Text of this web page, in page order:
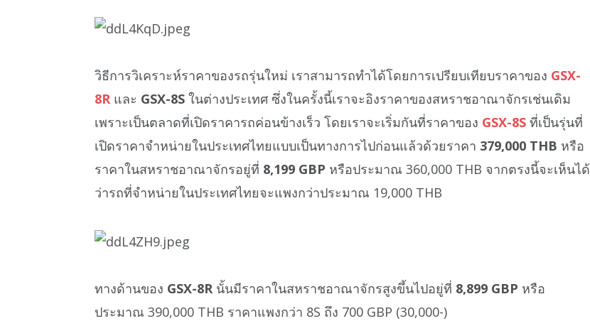
วิธีการวิเคราะห์ราคาของรถรุ่นใหม่ เราสามารถทำได้โดยการเปรียบเทียบราคาของ GSX-
8R และ GSX-8S ในต่างประเทศ ซึ่งในครั้งนี้เราจะอิงราคาของสหราชอาณาจักรเช่นเดิม
เพราะเป็นตลาดที่เปิดราคารถค่อนข้างเร็ว โดยเราจะเริ่มกันที่ราคาของ GSX-8S ที่เป็นรุ่นที่
เปิดราคาจำหน่ายในประเทศไทยแบบเป็นทางการไปก่อนแล้วด้วยราคา 379,000 THB หรือ
ราคาในสหราชอาณาจักรอยู่ที่ 8,199 GBP หรือประมาณ 360,000 THB จากตรงนี้จะเห็นได้
ว่ารถที่จำหน่ายในประเทศไทยจะแพงกว่าประมาณ 19,000 THB
ทางด้านของ GSX-8R นั้นมีราคาในสหราชอาณาจักรสูงขึ้นไปอยู่ที่ 8,899 GBP หรือ
ประมาณ 390,000 THB ราคาแพงกว่า 8S ถึง 700 GBP (30,000-)